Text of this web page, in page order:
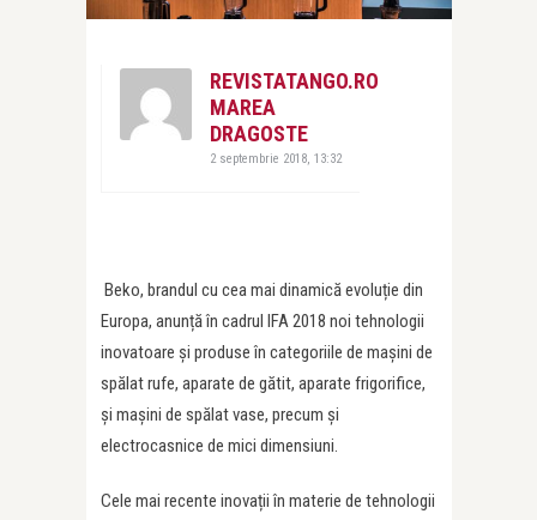
REVISTATANGO.RO
MAREA
DRAGOSTE
2 septembrie 2018, 13:32
Beko, brandul cu cea mai dinamică evoluție din
Europa, anunță în cadrul IFA 2018 noi tehnologii
inovatoare și produse în categoriile de mașini de
spălat rufe, aparate de gătit, aparate frigorifice,
și mașini de spălat vase, precum și
electrocasnice de mici dimensiuni.
Cele mai recente inovații în materie de tehnologii